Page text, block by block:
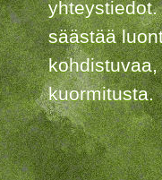
säästää
kuormitusta.